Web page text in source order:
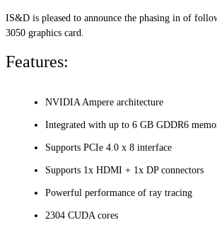
IS&D is pleased to announce the phasing in of
3050 graphics card.
Features:
NVIDIA Ampere architecture
Integrated with up to 6 GB GDDR6
Supports PCIe 4.0 x 8 interface
Supports 1x HDMI + 1x DP connectors
Powerful performance of ray tracing
2304 CUDA cores